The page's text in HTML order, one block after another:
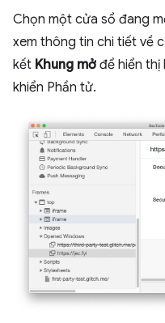
Chọn một cửa sổ đang
xem thông tin chi tiết về
kết Khung mở để hiển thị
khiển Phần tử.